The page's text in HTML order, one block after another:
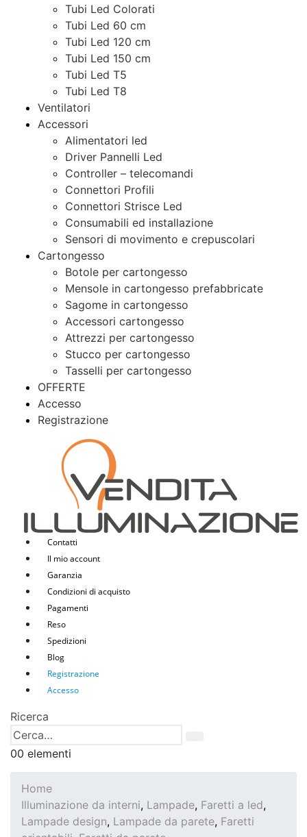
Tubi Led Colorati
Tubi Led 60 cm
Tubi Led 120 cm
Tubi Led 150 cm
Tubi Led T5
Tubi Led T8
Ventilatori
Accessori
Alimentatori led
Driver Pannelli Led
Controller – telecomandi
Connettori Profili
Connettori Strisce Led
Consumabili ed installazione
Sensori di movimento e crepuscolari
Cartongesso
Botole per cartongesso
Mensole in cartongesso prefabbricate
Sagome in cartongesso
Accessori cartongesso
Attrezzi per cartongesso
Stucco per cartongesso
Tasselli per cartongesso
OFFERTE
Accesso
Registrazione
Contatti
Il mio account
Garanzia
Condizioni di acquisto
Pagamenti
Reso
Spedizioni
Blog
Registrazione
Accesso
Ricerca
00 elementi
Home
Illuminazione da interni, Lampade, Faretti a led,
Lampade design, Lampade da parete, Faretti